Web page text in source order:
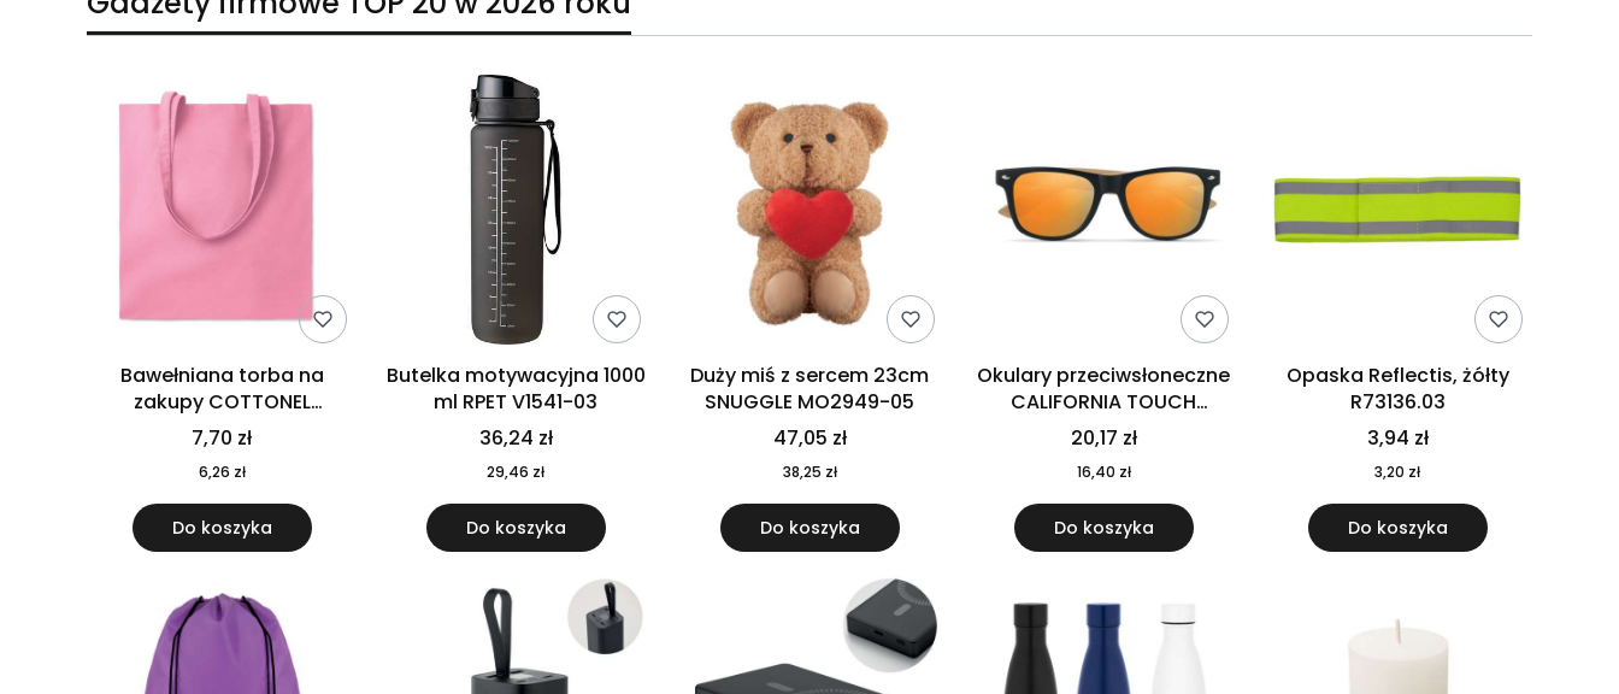
Bawełniana torba na
zakupy COTTONEL
COLOUR++ MO9846-11
7,70 zł
6,26 zł
Do koszyka
Butelka motywacyjna 1000
ml RPET V1541-03
36,24 zł
29,46 zł
Do koszyka
Duży miś z sercem 23cm
SNUGGLE MO2949-05
47,05 zł
38,25 zł
Do koszyka
Okulary przeciwsłoneczne
CALIFORNIA TOUCH
MO9617-10
20,17 zł
16,40 zł
Do koszyka
Opaska Reflectis, żółty
R73136.03
3,94 zł
3,20 zł
Do koszyka